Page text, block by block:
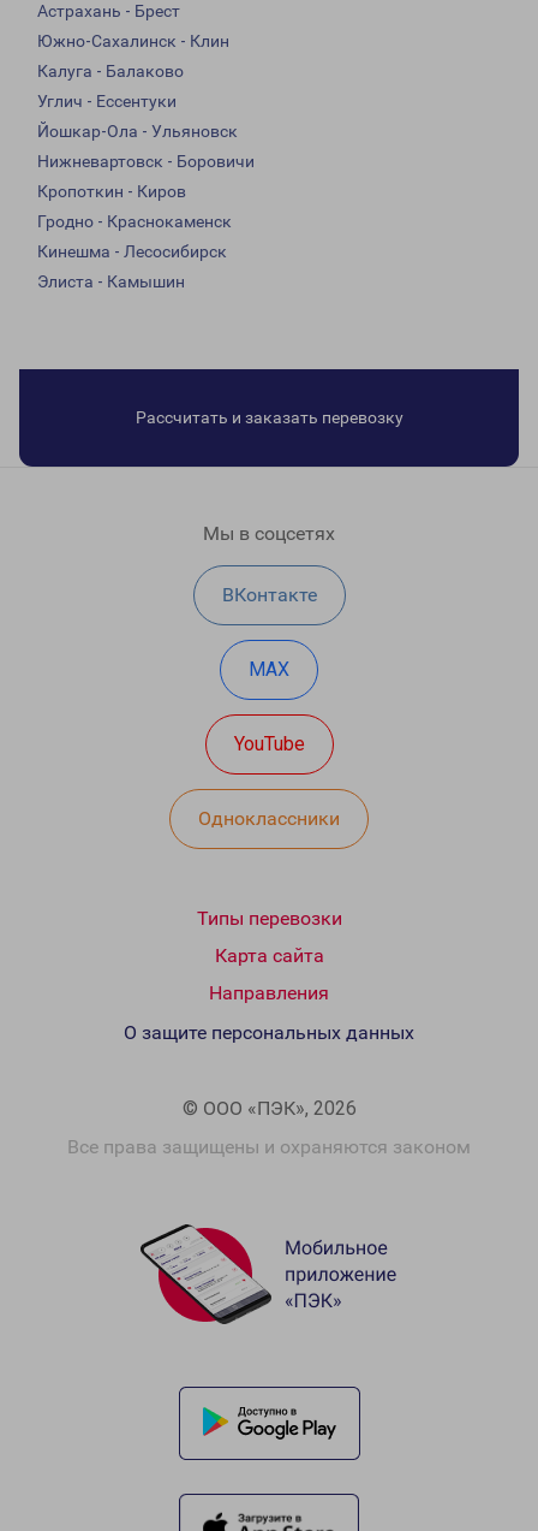
Астрахань - Брест
Южно-Сахалинск - Клин
Калуга - Балаково
Углич - Ессентуки
Йошкар-Ола - Ульяновск
Нижневартовск - Боровичи
Кропоткин - Киров
Гродно - Краснокаменск
Кинешма - Лесосибирск
Элиста - Камышин
Рассчитать и заказать перевозку
Мы в соцсетях
ВКонтакте
MAX
YouTube
Одноклассники
Типы перевозки
Карта сайта
Направления
© ООО «ПЭК», 2026
Все права защищены и охраняются законом
О защите персональных данных